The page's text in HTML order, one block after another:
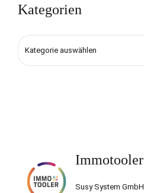
Kategorien
Immotooler
Susy System GmbH